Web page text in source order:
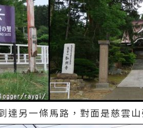
達另一條馬路，對面是慈雲